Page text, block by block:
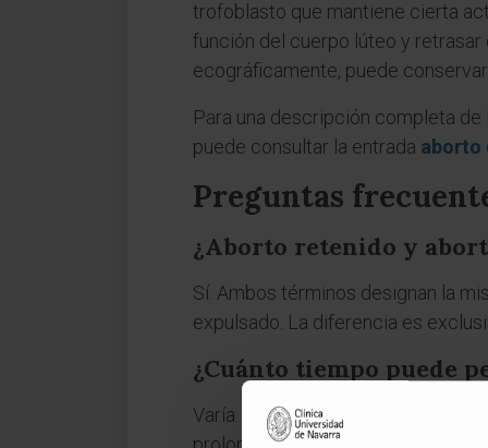
trofoblasto que mantiene cierta
función del cuerpo lúteo y retrasar
ecográficamente, puede
Para una descripción completa
puede consultar la entrada aborto
Preguntas
¿Aborto retenido y
Sí. Ambos términos designan la
expulsado. La diferencia es
¿Cuánto tiempo puede
Varía. En algunos casos la